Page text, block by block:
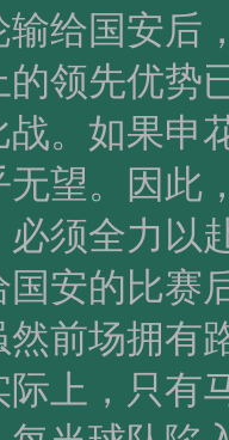
输给国安
的领先优
。如果申
望。因此
须全力以
安的比赛
前场拥有
上，只有